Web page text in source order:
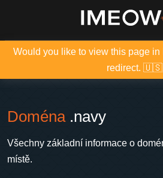
Would you like to view this page
redirect. 🇺🇸
Doména.navy
Všechny základní informace o
místě.